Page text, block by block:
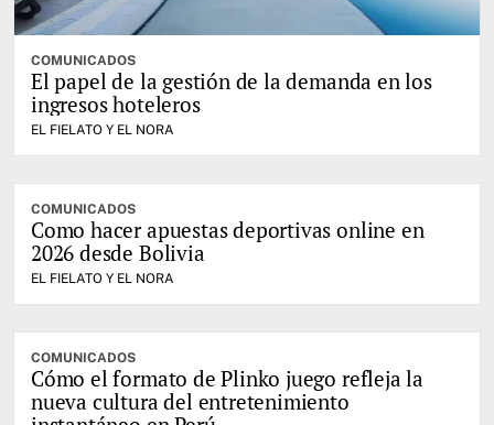
COMUNICADOS
El papel de la gestión de la demanda en los
ingresos hoteleros
EL FIELATO Y EL NORA
COMUNICADOS
Como hacer apuestas deportivas online en
2026 desde Bolivia
EL FIELATO Y EL NORA
COMUNICADOS
Cómo el formato de Plinko juego refleja la
nueva cultura del entretenimiento